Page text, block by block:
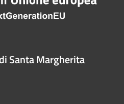
Santa Margherita